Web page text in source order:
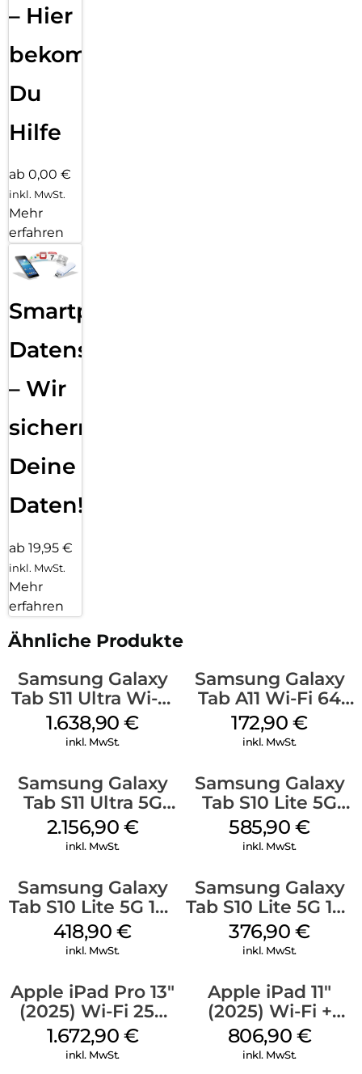
– Hier
bekommst
Du
Hilfe
ab 0,00 €
inkl. MwSt.
Mehr
erfahren
Smartphone
Datensicherung
– Wir
sichern
Deine
Daten!
ab 19,95 €
inkl. MwSt.
Mehr
erfahren
Ähnliche Produkte
Samsung Galaxy
Tab S11 Ultra Wi-Fi
512 GB Gray
1.638,90€
inkl. MwSt.
Samsung Galaxy
Tab A11 Wi-Fi 64
GB Gray
172,90€
inkl. MwSt.
Samsung Galaxy
Tab S11 Ultra 5G
512 GB Gray
2.156,90 €
inkl. MwSt.
Samsung Galaxy
Tab S10 Lite 5G
256 GB Gray
585,90€
inkl. MwSt.
Samsung Galaxy
Tab S10 Lite 5G 128
GB Silver
418,90€
inkl. MwSt.
Samsung Galaxy
Tab S10 Lite 5G 128
GB Gray
376,90€
inkl. MwSt.
Apple iPad Pro 13″
(2025) Wi-Fi 256
GB Standardglas
Space Schwarz
1.672,90 €
inkl. MwSt.
Apple iPad 11″
(2025) Wi-Fi +
Cellular 128 GB
Silber
806,90 €
inkl. MwSt.